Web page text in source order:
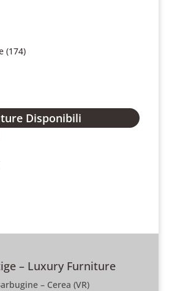
(174)
Disponibili
– Luxury Furniture
– Cerea (VR)